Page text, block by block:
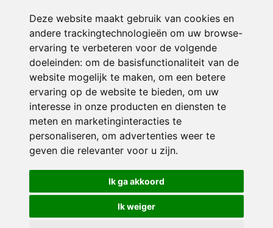
Deze website maakt gebruik van cookies en
andere trackingtechnologieën om uw browse-
ervaring te verbeteren voor de volgende
doeleinden: om de basisfunctionaliteit van de
website mogelijk te maken, om een betere
ervaring op de website te bieden, om uw
interesse in onze producten en diensten te
meten en marketinginteracties te
personaliseren, om advertenties weer te
geven die relevanter voor u zijn.
Ik ga akkoord
Ik weiger
© 2026 Avonturijn | Alle rechten voorbehouden
Privacy policy|Disclaimer| Klachtenregeling|RSIN en Anbi
voorkeuren
Crealisatie The MindOffice